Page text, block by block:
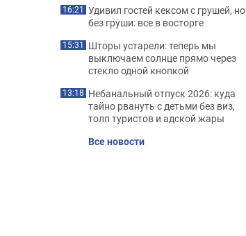
16:21 Удивил гостей кексом с грушей, но
без груши: все в восторге
15:31 Шторы устарели: теперь мы
выключаем солнце прямо через
стекло одной кнопкой
13:18 Небанальный отпуск 2026: куда
тайно рвануть с детьми без виз,
толп туристов и адской жары
Все новости